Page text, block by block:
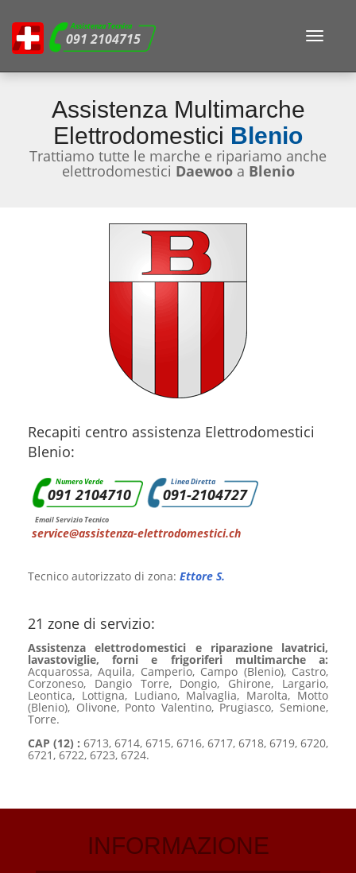
Assistenza Tecnica
091 2104715
Toggle
Assistenza Multimarche
Elettrodomestici Blenio
Trattiamo tutte le marche e ripariamo anche
elettrodomestici Daewooa Blenio
Recapiti centro assistenza Elettrodomestici
Blenio:
Numero Verde
091 2104710
Linea Diretta
091-2104727
Email Servizio Tecnico
service@assistenza-elettrodomestici.ch
Tecnico autorizzato di zona: Ettore S.
21 zone di servizio:
Assistenza elettrodomestici e riparazione lavatrici,
lavastoviglie, forni e frigoriferi multimarche a:
Acquarossa, Aquila, Camperio, Campo (Blenio), Castro,
Corzoneso, Dangio Torre, Dongio, Ghirone, Largario,
Leontica, Lottigna, Ludiano, Malvaglia, Marolta, Motto
(Blenio), Olivone, Ponto Valentino, Prugiasco, Semione,
Torre.
CAP (12) : 6713, 6714, 6715, 6716, 6717, 6718, 6719, 6720,
6721, 6722, 6723, 6724.
INFORMAZIONE